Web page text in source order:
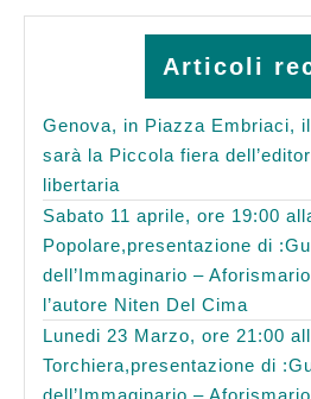
Articoli
Genova, in Piazza Embriaci,
sarà la Piccola fiera
libertaria
Sabato 11 aprile, ore 19:00
Popolare,presentazione di
dell’Immaginario –
l’autore Niten Del Cima
Lunedi 23 Marzo, ore 21:00
Torchiera,presentazione di